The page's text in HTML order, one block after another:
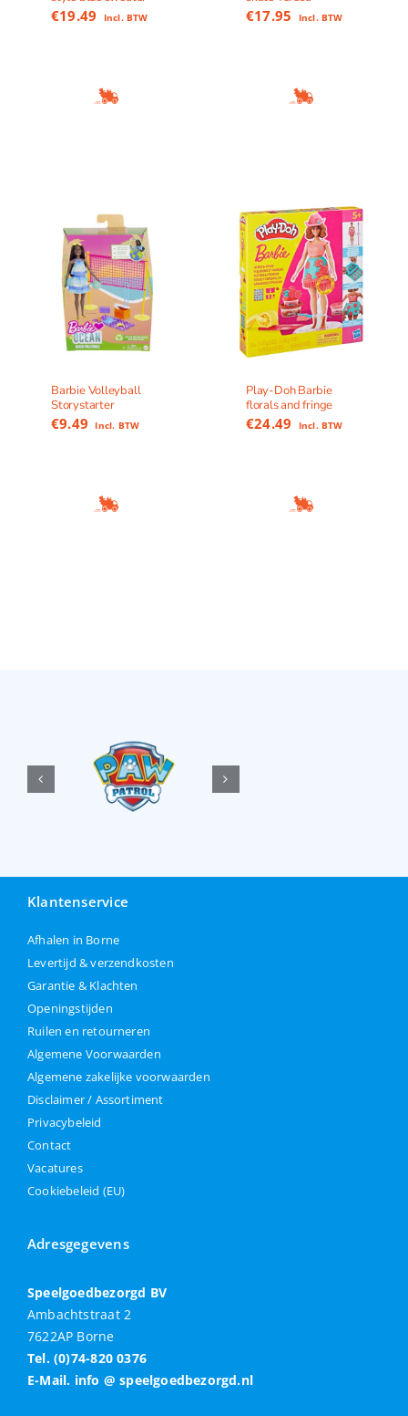
€19.49 Incl. BTW €17.95 Incl. BTW
Barbie Volleyball
Storystarter
€9.49 Incl. BTW
Play-Doh Barbie
florals and fringe
€24.49 Incl. BTW
Klantenservice
Afhalen in Borne
Levertijd & verzendkosten
Garantie & Klachten
Openingstijden
Ruilen en retourneren
Algemene Voorwaarden
Algemene zakelijke voorwaarden
Disclaimer / Assortiment
Privacybeleid
Contact
Vacatures
Cookiebeleid (EU)
Adresgegevens
Speelgoedbezorgd BV
Ambachtstraat 2
7622AP Borne
Tel. (0)74-820 0376
E-Mail. info @ speelgoedbezorgd.nl